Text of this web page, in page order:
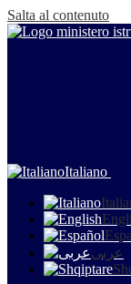
Salta al contenuto
Italiano
عربى